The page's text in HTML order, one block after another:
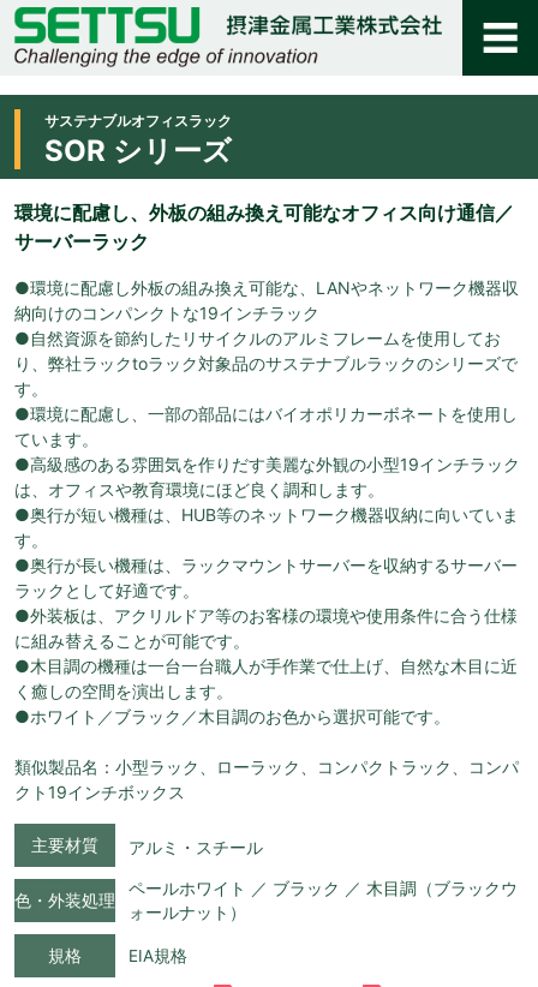
サステナブルオフィスラック
SOR シリーズ
環境に配慮し、外板の組み換え可能なオフィス向け通信／
サーバーラック
●環境に配慮し外板の組み換え可能な、LANやネットワーク機器収
納向けのコンパンクトな19インチラック
●自然資源を節約したリサイクルのアルミフレームを使用してお
り、弊社ラックtoラック対象品のサステナブルラックのシリーズで
す。
●環境に配慮し、一部の部品にはバイオポリカーボネートを使用し
ています。
●高級感のある雰囲気を作りだす美麗な外観の小型19インチラック
は、オフィスや教育環境にほど良く調和します。
●奥行が短い機種は、HUB等のネットワーク機器収納に向いていま
す。
●奥行が長い機種は、ラックマウントサーバーを収納するサーバー
ラックとして好適です。
●外装板は、アクリルドア等のお客様の環境や使用条件に合う仕様
に組み替えることが可能です。
●木目調の機種は一台一台職人が手作業で仕上げ、自然な木目に近
く癒しの空間を演出します。
●ホワイト／ブラック／木目調のお色から選択可能です。
類似製品名：小型ラック、ローラック、コンパクトラック、コンパ
クト19インチボックス
主要材質 アルミ・スチール
色・外装処理
ペールホワイト ／ ブラック ／ 木目調（ブラックウ
ォールナット）
規格 EIA規格